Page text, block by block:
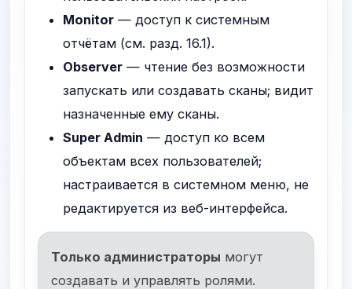
Monitor — доступ к системным
отчётам (см. разд. 16.1).
Observer — чтение без возможности
запускать или создавать сканы; видит
назначенные ему сканы.
Super Admin — доступ ко всем
объектам всех пользователей;
настраивается в системном меню, не
редактируется из веб-интерфейса.
Только администраторы могут
создавать и управлять ролями.